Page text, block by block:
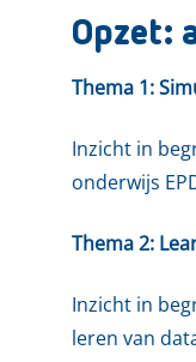
Opzet:
Thema 1:
Inzicht in
onderwijs
Thema 2:
Inzicht in
leren van